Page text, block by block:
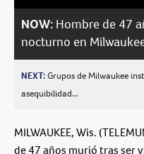
NOW: Hombre de 47
nocturno en
NEXT:Grupos de Milwaukee
asequibilidad...
MILWAUKEE, Wis.
de 47 años murió tras ser